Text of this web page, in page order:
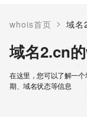
whois首页 > 域名
域名2.cn
在这里，您可以了解一
期、域名状态等信息